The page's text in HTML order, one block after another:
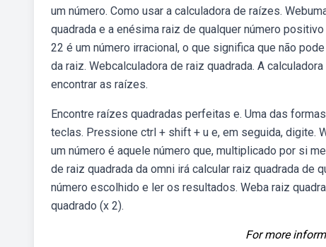
um número. Como usar a calculadora de raízes.
quadrada e a enésima raiz de qualquer número
22 é um número irracional, o que significa que não
da raiz. Webcalculadora de raiz quadrada. A
encontrar as raízes.
Encontre raízes quadradas perfeitas e. Uma das
teclas. Pressione ctrl + shift + u e, em seguida, digite.
um número é aquele número que, multiplicado por si
de raiz quadrada da omni irá calcular raiz quadrada de
número escolhido e ler os resultados. Weba raiz
quadrado (x 2).
For more